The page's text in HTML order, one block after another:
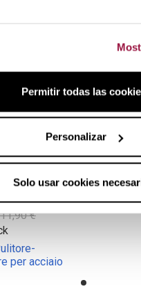
Permitir todas las
Personalizar
Solo usar cookies
11,90 €
per acciaio